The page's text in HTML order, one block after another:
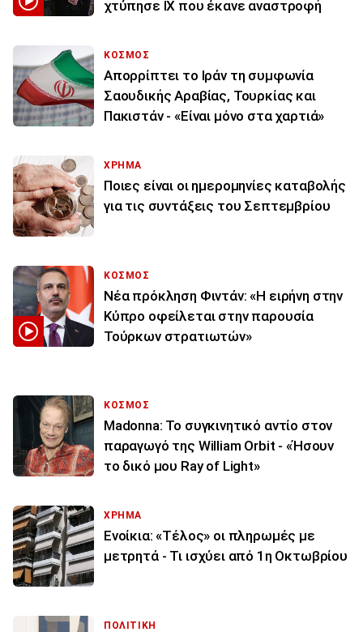
χτύπησε ΙΧ που έκανε αναστροφή
ΚΟΣΜΟΣ
Απορρίπτει το Ιράν τη συμφωνία
Σαουδικής Αραβίας, Τουρκίας και
Πακιστάν - «Είναι μόνο στα χαρτιά»
ΧΡΗΜΑ
Ποιες είναι οι ημερομηνίες καταβολής
για τις συντάξεις του Σεπτεμβρίου
ΚΟΣΜΟΣ
Νέα πρόκληση Φιντάν: «Η ειρήνη στην
Κύπρο οφείλεται στην παρουσία
Τούρκων στρατιωτών»
ΚΟΣΜΟΣ
Madonna: Το συγκινητικό αντίο στον
παραγωγό της William Orbit - «Ήσουν
το δικό μου Ray of Light»
ΧΡΗΜΑ
Ενοίκια: «Τέλος» οι πληρωμές με
μετρητά - Τι ισχύει από 1η Οκτωβρίου
ΠΟΛΙΤΙΚΗ